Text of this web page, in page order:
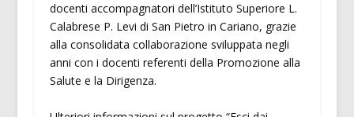
docenti accompagnatori dell’Istituto Superiore L.
Calabrese P. Levi di San Pietro in Cariano, grazie
alla consolidata collaborazione sviluppata negli
anni con i docenti referenti della Promozione alla
Salute e la Dirigenza.